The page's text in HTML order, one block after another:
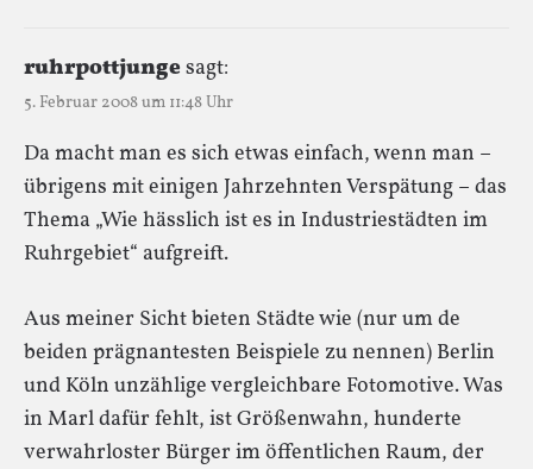
ruhrpottjungesagt:
5. Februar 2008 um 11:48 Uhr
Da macht man es sich etwas einfach, wenn man –
übrigens mit einigen Jahrzehnten Verspätung – das
Thema „Wie hässlich ist es in Industriestädten im
Ruhrgebiet“ aufgreift.
Aus meiner Sicht bieten Städte wie (nur um de
beiden prägnantesten Beispiele zu nennen) Berlin
und Köln unzählige vergleichbare Fotomotive. Was
in Marl dafür fehlt, ist Größenwahn, hunderte
verwahrloster Bürger im öffentlichen Raum, der